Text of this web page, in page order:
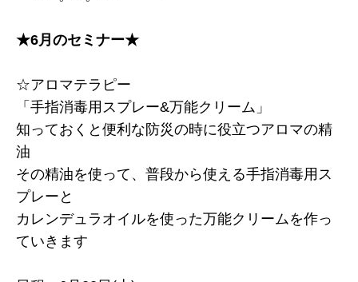
★6月のセミナー★
☆アロマテラピー
「手指消毒用スプレー&万能クリーム」
知っておくと便利な防災の時に役立つアロマの精
油
その精油を使って、普段から使える手指消毒用ス
プレーと
カレンデュラオイルを使った万能クリームを作っ
ていきます